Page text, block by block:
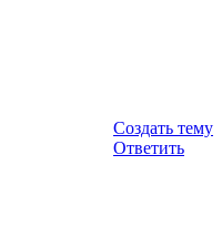
Создать тему
Ответить